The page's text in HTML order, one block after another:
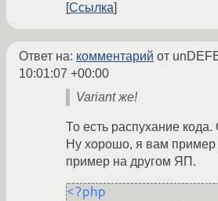
Ссылка
Ответ на: комментарий от
10:01:07 +00:00
Variant же!
То есть распухание
Ну хорошо, я вам
пример на другом ЯП.
<?php